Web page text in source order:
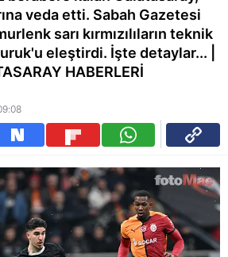
veda etti. Sabah Gazetesi
sarı kırmızılıların teknik
eleştirdi. İşte detaylar... |
HABERLERİ